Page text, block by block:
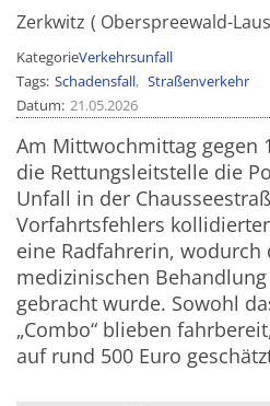
Zerkwitz Oberspreewald-
KategorieVerkehrsunfall
Tags Schadensfall
Straßenverkehr
Datum 21.05.2026
Am Mittwochmittag gegen
die Rettungsleitstelle die
Unfall in der
Vorfahrtsfehlers
eine Radfahrerin, wodurch
medizinischen
gebracht wurde. Sowohl
„Combo“ blieben
auf rund 500 Euro